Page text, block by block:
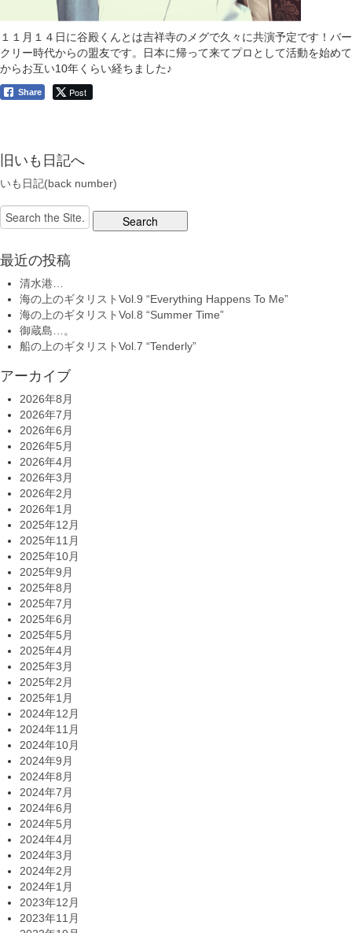
１１月１４日に谷殿くんとは吉祥寺のメグで久々に共演予定です！バー
クリー時代からの盟友です。日本に帰って来てプロとして活動を始めて
からお互い10年くらい経ちました♪
Share Post
旧いも日記へ
いも日記(back number)
Search
for:
最近の投稿
清水港…
海の上のギタリストVol.9 “Everything Happens To Me”
海の上のギタリストVol.8 “Summer Time”
御蔵島…。
船の上のギタリストVol.7 “Tenderly”
アーカイブ
2026年8月
2026年7月
2026年6月
2026年5月
2026年4月
2026年3月
2026年2月
2026年1月
2025年12月
2025年11月
2025年10月
2025年9月
2025年8月
2025年7月
2025年6月
2025年5月
2025年4月
2025年3月
2025年2月
2025年1月
2024年12月
2024年11月
2024年10月
2024年9月
2024年8月
2024年7月
2024年6月
2024年5月
2024年4月
2024年3月
2024年2月
2024年1月
2023年12月
2023年11月